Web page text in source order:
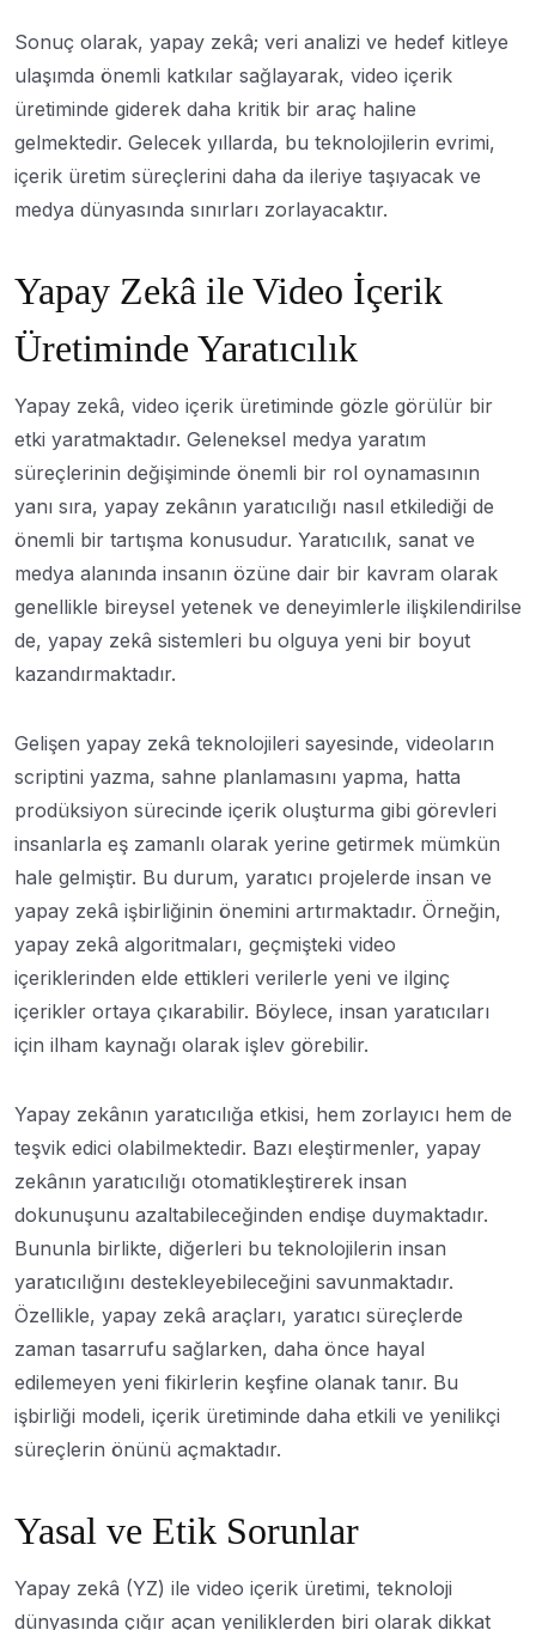
Sonuç olarak, yapay zekâ; veri analizi ve hedef kitleye
ulaşımda önemli katkılar sağlayarak, video içerik
üretiminde giderek daha kritik bir araç haline
gelmektedir. Gelecek yıllarda, bu teknolojilerin evrimi,
içerik üretim süreçlerini daha da ileriye taşıyacak ve
medya dünyasında sınırları zorlayacaktır.
Yapay Zekâ ile Video İçerik
Üretiminde Yaratıcılık
Yapay zekâ, video içerik üretiminde gözle görülür bir
etki yaratmaktadır. Geleneksel medya yaratım
süreçlerinin değişiminde önemli bir rol oynamasının
yanı sıra, yapay zekânın yaratıcılığı nasıl etkilediği de
önemli bir tartışma konusudur. Yaratıcılık, sanat ve
medya alanında insanın özüne dair bir kavram olarak
genellikle bireysel yetenek ve deneyimlerle ilişkilendirilse
de, yapay zekâ sistemleri bu olguya yeni bir boyut
kazandırmaktadır.
Gelişen yapay zekâ teknolojileri sayesinde, videoların
scriptini yazma, sahne planlamasını yapma, hatta
prodüksiyon sürecinde içerik oluşturma gibi görevleri
insanlarla eş zamanlı olarak yerine getirmek mümkün
hale gelmiştir. Bu durum, yaratıcı projelerde insan ve
yapay zekâ işbirliğinin önemini artırmaktadır. Örneğin,
yapay zekâ algoritmaları, geçmişteki video
içeriklerinden elde ettikleri verilerle yeni ve ilginç
içerikler ortaya çıkarabilir. Böylece, insan yaratıcıları
için ilham kaynağı olarak işlev görebilir.
Yapay zekânın yaratıcılığa etkisi, hem zorlayıcı hem de
teşvik edici olabilmektedir. Bazı eleştirmenler, yapay
zekânın yaratıcılığı otomatikleştirerek insan
dokunuşunu azaltabileceğinden endişe duymaktadır.
Bununla birlikte, diğerleri bu teknolojilerin insan
yaratıcılığını destekleyebileceğini savunmaktadır.
Özellikle, yapay zekâ araçları, yaratıcı süreçlerde
zaman tasarrufu sağlarken, daha önce hayal
edilemeyen yeni fikirlerin keşfine olanak tanır. Bu
işbirliği modeli, içerik üretiminde daha etkili ve yenilikçi
süreçlerin önünü açmaktadır.
Yasal ve Etik Sorunlar
Yapay zekâ (YZ) ile video içerik üretimi, teknoloji
dünyasında çığır açan yeniliklerden biri olarak dikkat